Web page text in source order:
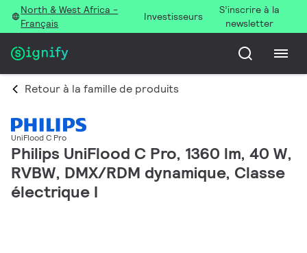
North & West Africa -
Français
Investisseurs
S’inscrire à la
newsletter
Retour à la famille de produits
UniFlood C Pro
Philips UniFlood C Pro, 1360 lm, 40 W,
RVBW, DMX/RDM dynamique, Classe
électrique I